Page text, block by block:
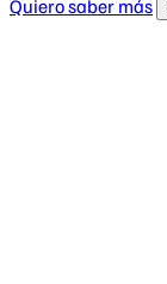
Quiero saber más